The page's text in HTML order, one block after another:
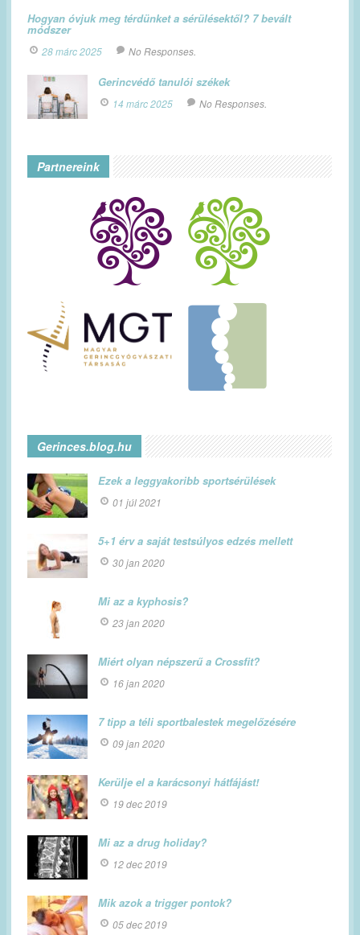
Hogyan óvjuk meg térdünket a sérülésektől? 7 bevált
módszer
28 márc 2025 No Responses.
Gerincvédő tanulói székek
14 márc 2025 No Responses.
Partnereink
Gerinces.blog.hu
Ezek a leggyakoribb sportsérülések
01 júl 2021
5+1 érv a saját testsúlyos edzés mellett
30 jan 2020
Mi az a kyphosis?
23 jan 2020
Miért olyan népszerű a Crossfit?
16 jan 2020
7 tipp a téli sportbalestek megelőzésére
09 jan 2020
Kerülje el a karácsonyi hátfájást!
19 dec 2019
Mi az a drug holiday?
12 dec 2019
Mik azok a trigger pontok?
05 dec 2019